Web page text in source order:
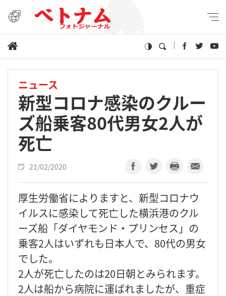
ニュース
新型コロナ感染のクルー
ズ船乗客80代男女2人が
死亡
21/02/2020
厚生労働省によりますと、新型コロナウ
イルスに感染して死亡した横浜港のクル
ーズ船「ダイヤモンド・プリンセス」の
乗客2人はいずれも日本人で、80代の男女
でした。
2人が死亡したのは20日朝とみられます。
2人は船から病院に運ばれましたが、重症